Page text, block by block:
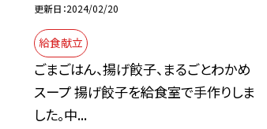
更新日 2024/02/20
給食献立
ごまごはん、揚げ餃子、まるごとわかめ
スープ 揚げ餃子を給食室で手作りしま
した。中...